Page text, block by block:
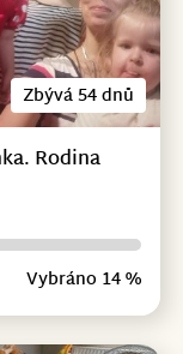
Zbývá 54 dnů
Rodina
Vybráno 14 %